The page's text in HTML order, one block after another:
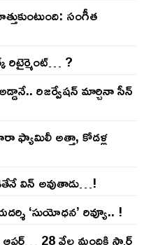
సంగీత
రిటైర్మెంట్‌… ?
రిజ‌ర్వేష‌న్ మార్చినా సీన్
ఫ్యామిలీ అత్తా, కోడ‌ళ్ల
విన్ అవుతాడు…!
‘సుయోధన’ రివ్యూ.. !